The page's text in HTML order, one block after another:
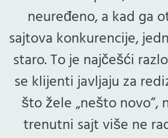
neuređeno, a kad ga
sajtova konkurencije,
staro. To je najčešći
se klijenti javljaju za
što žele „nešto novo“,
trenutni sajt više ne